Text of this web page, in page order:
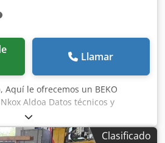
Llamar
, Aquí le ofrecemos un BEKO
Aldoa Datos técnicos y
por errores. Para solicitar un
contactarnos.
Clasificado